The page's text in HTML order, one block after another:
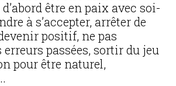
être en paix avec soi-
à s’accepter, arrêter de
positif, ne pas
erreurs passées, sortir du jeu
pour être naturel,